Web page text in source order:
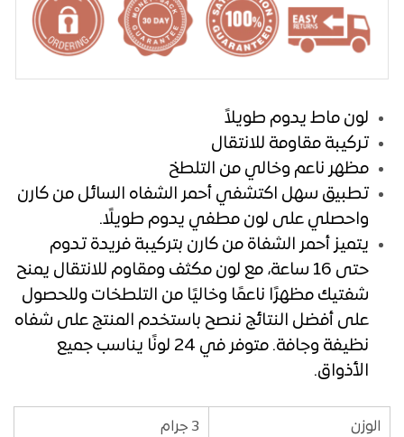
لون ماط يدوم طويلاً
تركيبة مقاومة للانتقال
مظهر ناعم وخالي من التلطخ
تطبيق سهل اكتشفي أحمر الشفاه السائل من كارن
واحصلي على لون مطفي يدوم طويلًا.
يتميز أحمر الشفاة من كارن بتركيبة فريدة تدوم
حتى 16 ساعة، مع لون مكثف ومقاوم للانتقال يمنح
شفتيك مظهرًا ناعمًا وخاليًا من التلطخات وللحصول
على أفضل النتائج ننصح باستخدم المنتج على شفاه
نظيفة وجافة. متوفر في 24 لونًا يناسب جميع
الأذواق.
الوزن 3 جرام